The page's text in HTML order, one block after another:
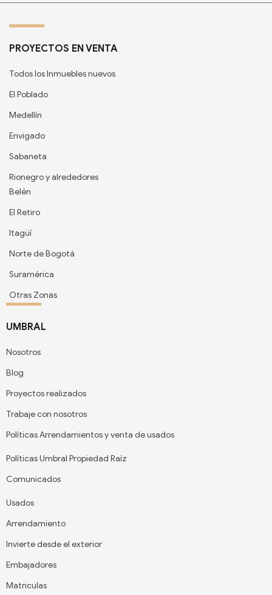
PROYECTOS EN VENTA
Todos los Inmuebles nuevos
El Poblado
Medellín
Envigado
Sabaneta
Rionegro y alrededores
Belén
El Retiro
Itagüí
Norte de Bogotá
Suramérica
Otras Zonas
UMBRAL
Nosotros
Blog
Proyectos realizados
Trabaje con nosotros
Políticas Arrendamientos y venta de usados
Políticas Umbral Propiedad Raíz
Comunicados
Usados
Arrendamiento
Invierte desde el exterior
Embajadores
Matriculas